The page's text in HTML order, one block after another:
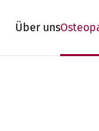
Über uns